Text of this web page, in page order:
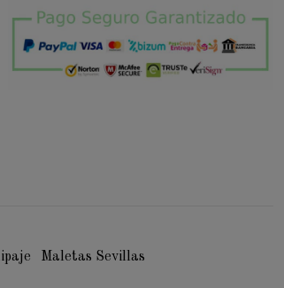
Maletas Sevillas